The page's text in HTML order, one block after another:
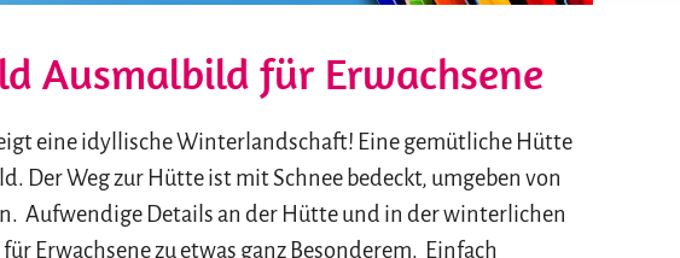
Ausmalbild für Erwachsene
eine idyllische Winterlandschaft! Eine gemütliche Hütte
Der Weg zur Hütte ist mit Schnee bedeckt, umgeben von
Aufwendige Details an der Hütte und in der winterlichen
Erwachsene zu etwas ganz Besonderem. Einfach